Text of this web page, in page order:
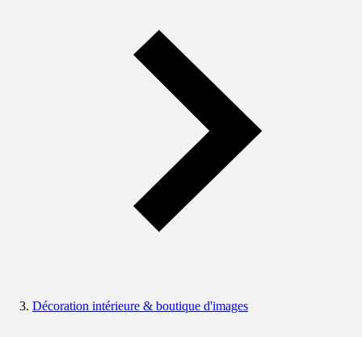
Décoration intérieure & boutique d'images